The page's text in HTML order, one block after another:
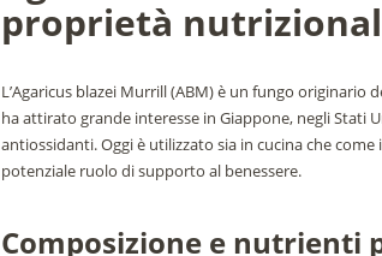
proprietà
L’Agaricus blazei Murrill (ABM) è un fungo originario
ha attirato grande interesse in Giappone, negli Stati
antiossidanti. Oggi è utilizzato sia in cucina che
potenziale ruolo di supporto al benessere.
Composizione e nutrienti